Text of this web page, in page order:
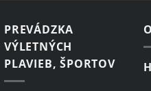
PREVÁDZKA
VÝLETNÝCH
PLAVIEB, ŠPORTOV